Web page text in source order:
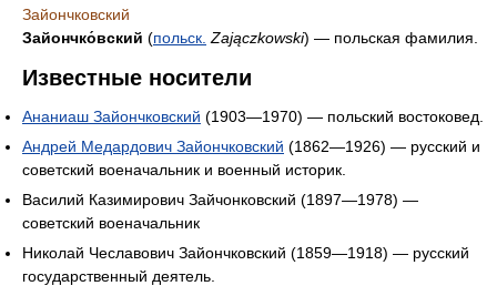
Зайончковский
Зайончко́вский (польск. Zajączkowski) — польская фамилия.
Известные носители
Ананиаш Зайончковский (1903—1970) — польский востоковед.
Андрей Медардович Зайончковский (1862—1926) — русский и
советский военачальник и военный историк.
Василий Казимирович Зайчонковский (1897—1978) —
советский военачальник
Николай Чеславович Зайончковский (1859—1918) — русский
государственный деятель.